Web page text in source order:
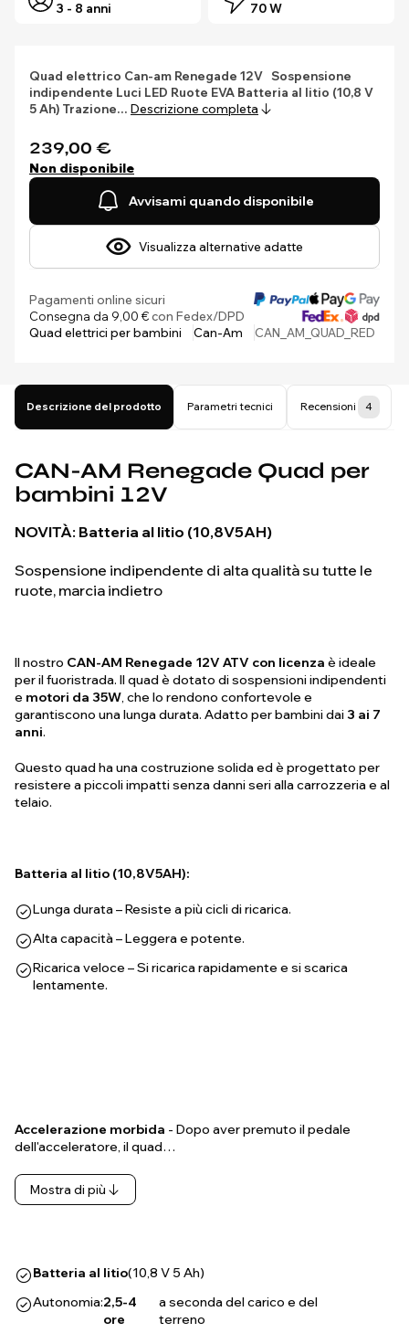
3 - 8 anni
70 W
Quad elettrico Can-am Renegade 12V Sospensione
indipendente Luci LED Ruote EVA Batteria al litio (10,8 V
5 Ah) Trazione… Descrizione completa
239,00 €
Non disponibile
Avvisami quando disponibile
Visualizza alternative adatte
Pagamenti online sicuri
Consegna da 9,00 €con Fedex/DPD
Quad elettrici per bambini
Can-Am CAN_AM_QUAD_RED
Descrizione del prodotto Parametri tecnici Recensioni 4
CAN-AM Renegade Quad per
bambini 12V
NOVITÀ: Batteria al litio (10,8V5AH)
Sospensione indipendente di alta qualità su tutte le
ruote, marcia indietro
Il nostro CAN-AM Renegade 12V ATV con licenza è ideale
per il fuoristrada. Il quad è dotato di sospensioni indipendenti
e motori da 35W, che lo rendono confortevole e
garantiscono una lunga durata. Adatto per bambini dai3 ai 7
anni.
Questo quad ha una costruzione solida ed è progettato per
resistere a piccoli impatti senza danni seri alla carrozzeria e al
telaio.
Batteria al litio (10,8V5AH):
Lunga durata – Resiste a più cicli di ricarica.
Alta capacità – Leggera e potente.
Ricarica veloce – Si ricarica rapidamente e si scarica
lentamente.
Accelerazione morbida - Dopo aver premuto il pedale
dell'acceleratore, il quad…
Mostra di più
Batteria al litio(10,8 V 5 Ah)
Autonomia:2,5-4
ore
a seconda del carico e del
terreno